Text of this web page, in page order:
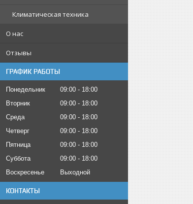
Климатическая техника
О нас
Отзывы
ГРАФИК РАБОТЫ
Понедельник 09:00
18:00
Вторник
09:00
18:00
Среда
09:00
18:00
Четверг
09:00
18:00
Пятница
09:00
18:00
Суббота
09:00
18:00
Воскресенье
Выходной
КОНТАКТЫ